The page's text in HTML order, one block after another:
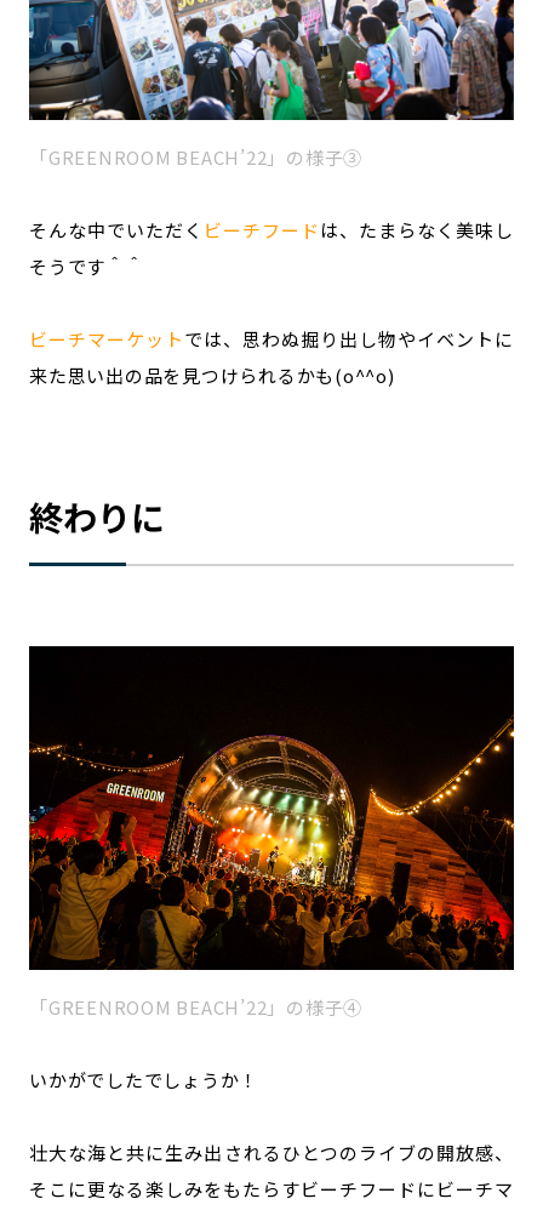
「GREENROOM BEACH’22」の様子③
そんな中でいただく ビーチフード は、たまらなく美味し
そうです＾＾
ビーチマーケットでは、思わぬ掘り出し物やイベントに
来た思い出の品を見つけられるかも(o^^o)
終わりに
「GREENROOM BEACH’22」の様子④
いかがでしたでしょうか！
壮大な海と共に生み出されるひとつのライブの開放感、
そこに更なる楽しみをもたらすビーチフードにビーチマ